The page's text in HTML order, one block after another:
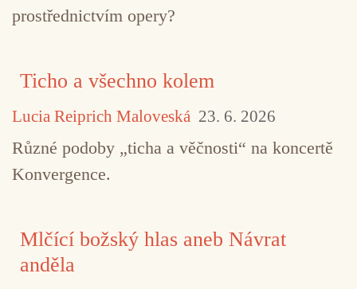
prostřednictvím opery?
Ticho a všechno kolem
Lucia Reiprich Maloveská 23. 6. 2026
Různé podoby „ticha a věčnosti“ na koncertě
Konvergence.
Mlčící božský hlas aneb Návrat
anděla